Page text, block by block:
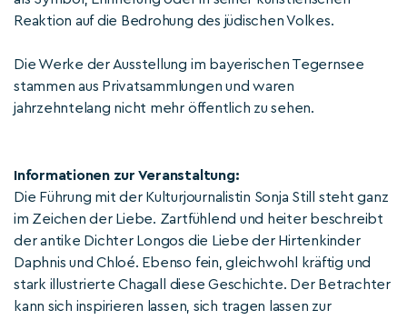
Reaktion auf die Bedrohung des jüdischen Volkes.
Die Werke der Ausstellung im bayerischen Tegernsee
stammen aus Privatsammlungen und waren
jahrzehntelang nicht mehr öffentlich zu sehen.
Informationen zur Veranstaltung:
Die Führung mit der Kulturjournalistin Sonja Still steht ganz
im Zeichen der Liebe. Zartfühlend und heiter beschreibt
der antike Dichter Longos die Liebe der Hirtenkinder
Daphnis und Chloé. Ebenso fein, gleichwohl kräftig und
stark illustrierte Chagall diese Geschichte. Der Betrachter
kann sich inspirieren lassen, sich tragen lassen zur